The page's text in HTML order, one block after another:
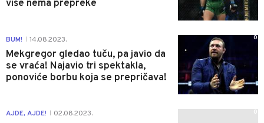
više nema prepreke
BUM! 14.08.2023.
Mekgregor gledao tuču, pa javio da
se vraća! Najavio tri spektakla,
ponoviće borbu koja se prepričava!
0
AJDE, AJDE! 02.08.2023. 0